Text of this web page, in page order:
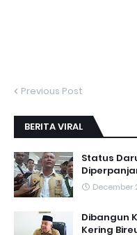
Previous Post
BERITA VIRAL
Status
December
Dibangun
Kering